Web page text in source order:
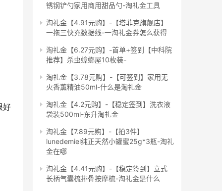
好
锈钢铲勺家用商用甜品勺-淘礼金工具
淘礼金【4.91元购】-【塔菲克旗舰店】
一拖三快充数据线-一淘礼金券怎么获得
淘礼金【6.27元购】-首单+签到【中科院
推荐】杀虫蟑螂屋10枚装-
淘礼金【3.78元购】-【可签到】家用无
火香薰精油50ml-什么是淘礼金
淘礼金【4.2元购】-【稳定签到】洗衣液
袋装500ml-东升淘礼金
淘礼金【7.89元购】-【拍3件】
lunedemiel纯正天然小罐蜜25g*3瓶-淘礼
金在哪
淘礼金【4.41元购】-【稳定签到】立式
长柄气囊梳排骨按摩梳-淘礼金是什么